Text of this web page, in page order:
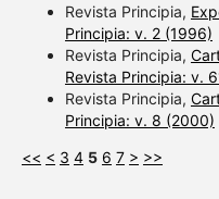
Revista Principia,
Principia: v. 2 (1996)
Revista Principia,
Revista Principia: v.
Revista Principia,
Principia: v. 8 (2000)
<< < 3 4 5 6 7 > >>